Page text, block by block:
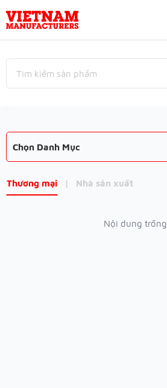
Chọn Danh Mục
Thương mại | Nhà sản xuất
Nội dung trống